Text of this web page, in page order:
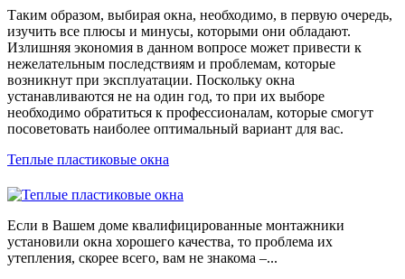
Таким образом, выбирая окна, необходимо, в первую очередь,
изучить все плюсы и минусы, которыми они обладают.
Излишняя экономия в данном вопросе может привести к
нежелательным последствиям и проблемам, которые
возникнут при эксплуатации. Поскольку окна
устанавливаются не на один год, то при их выборе
необходимо обратиться к профессионалам, которые смогут
посоветовать наиболее оптимальный вариант для вас.
Теплые пластиковые окна
Если в Вашем доме квалифицированные монтажники
установили окна хорошего качества, то проблема их
утепления, скорее всего, вам не знакома –...